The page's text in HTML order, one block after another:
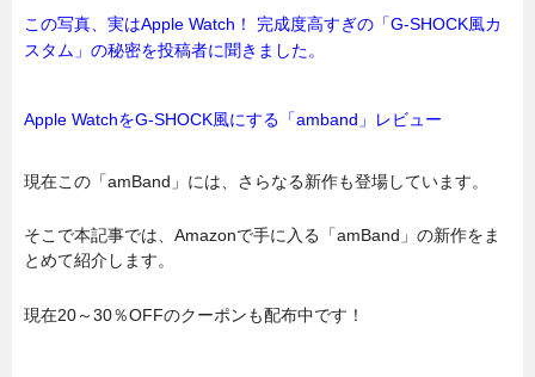
この写真、実はApple Watch！ 完成度高すぎの「G-SHOCK風カ
スタム」の秘密を投稿者に聞きました。
Apple WatchをG-SHOCK風にする「amband」レビュー
現在この「amBand」には、さらなる新作も登場しています。
そこで本記事では、Amazonで手に入る「amBand」の新作をま
とめて紹介します。
現在20～30％OFFのクーポンも配布中です！